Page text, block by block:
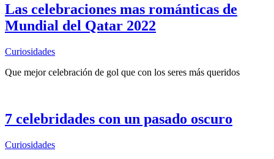
Las celebraciones mas románticas de
Mundial del Qatar 2022
Curiosidades
Que mejor celebración de gol que con los seres más queridos
7 сelebridades con un pasado oscuro
Curiosidades